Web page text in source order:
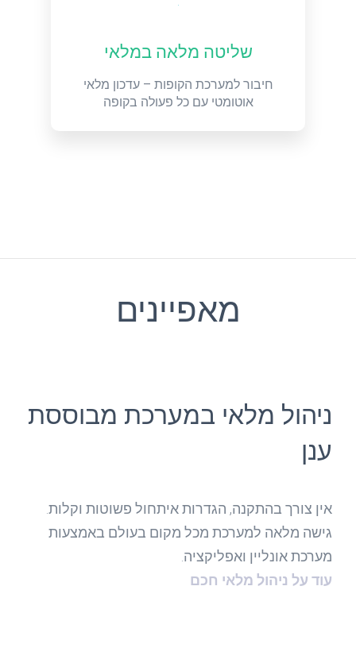
שליטה מלאה במלאי
חיבור למערכת הקופות – עדכון מלאי
אוטומטי עם כל פעולה בקופה
מאפיינים
ניהול מלאי במערכת מבוססת
ענן
אין צורך בהתקנה, הגדרות איתחול פשוטות וקלות.
גישה מלאה למערכת מכל מקום בעולם באמצעות
מערכת אונליין ואפליקציה.
עוד על ניהול מלאי חכם